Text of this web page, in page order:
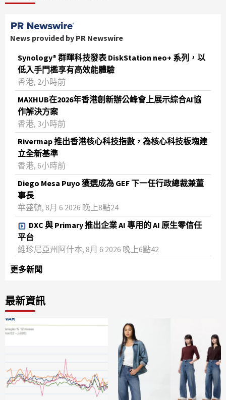
News provided by PR Newswire
Synology® 群暉科技發表 DiskStation neo+ 系列，以
低入手門檻享有高效能體驗
香港, 2小時前
MAXHUB在2026年香港創新辦公峰會上展示綜合AI協
作解決方案
香港, 3小時前
Rivermap 推出香港核心科技指數，為核心科技板塊建
立全新基準
香港, 6小時前
Diego Mesa Puyo 獲選成為 GEF 下一任行政總裁兼董
事長
華盛頓, 8月 6 2026 晚上8點24
DXC 與 Primary 推出企業 AI 專用的 AI 原生零信任
平台
維珍尼亞州阿什本, 8月 6 2026 晚上6點42
更多新聞
最新資訊